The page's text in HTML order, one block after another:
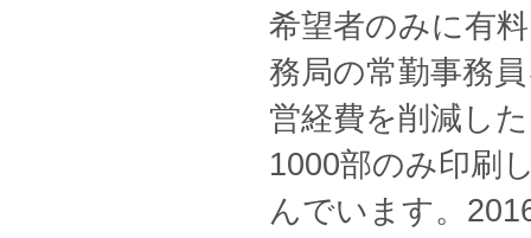
希望者のみに有
務局の常勤事務
営経費を削減し
1000部のみ印刷
んでいます。